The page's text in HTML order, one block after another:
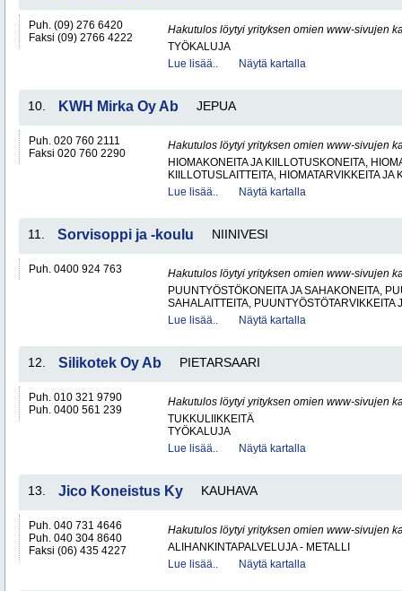
Puh. (09) 276 6420
Faksi (09) 2766 4222
Hakutulos löytyi yrityksen omien www-sivujen
TYÖKALUJA
Lue lisää..
Näytä kartalla
10. KWH Mirka Oy Ab JEPUA
Puh. 020 760 2111
Faksi 020 760 2290
Hakutulos löytyi yrityksen omien www-sivujen
HIOMAKONEITA JA KIILLOTUSKONEITA,
KIILLOTUSLAITTEITA, HIOMATARVIKKEITA JA
Lue lisää..
Näytä kartalla
11. Sorvisoppi ja -koulu NIINIVESI
Puh. 0400 924 763
Hakutulos löytyi yrityksen omien www-sivujen
PUUNTYÖSTÖKONEITA JA SAHAKONEITA,
SAHALAITTEITA, PUUNTYÖSTÖTARVIKKEITA
Lue lisää..
Näytä kartalla
12. Silikotek Oy Ab PIETARSAARI
Puh. 010 321 9790
Puh. 0400 561 239
Hakutulos löytyi yrityksen omien www-sivujen
TUKKULIIKKEITÄ
TYÖKALUJA
Lue lisää..
Näytä kartalla
13. Jico Koneistus Ky KAUHAVA
Puh. 040 731 4646
Puh. 040 304 8640
Faksi (06) 435 4227
Hakutulos löytyi yrityksen omien www-sivujen
ALIHANKINTAPALVELUJA - METALLI
Lue lisää..
Näytä kartalla